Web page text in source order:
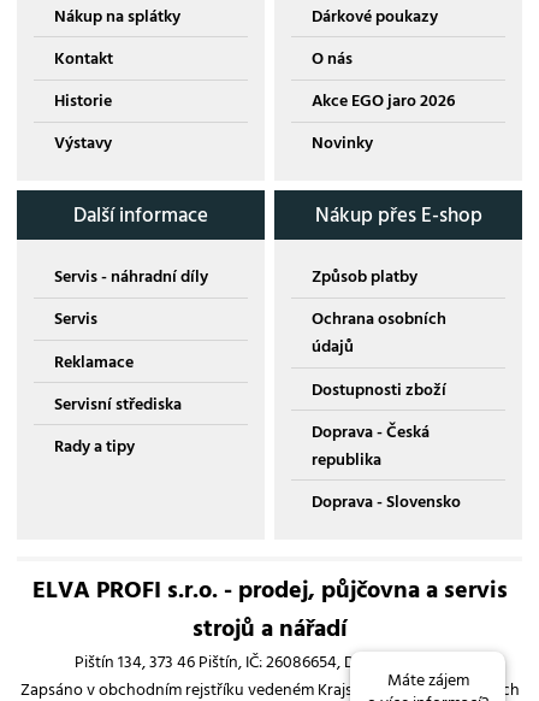
Nákup na splátky
Kontakt
Historie
Výstavy
Dárkové poukazy
O nás
Akce EGO jaro 2026
Novinky
Další informace
Servis - náhradní díly
Servis
Reklamace
Servisní střediska
Rady a tipy
Nákup přes E-shop
Způsob platby
Ochrana osobních
údajů
Dostupnosti zboží
Doprava - Česká
republika
Doprava - Slovensko
ELVA PROFI s.r.o. - prodej, půjčovna a servis
strojů a nářadí
Pištín 134, 373 46 Pištín, IČ: 26086654, DIČ: CZ26086654
Zapsáno v obchodním rejstříku vedeném Krajským soudem v Českých
Máte zájem